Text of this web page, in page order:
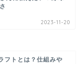
2023-11-20
フトとは？仕組みや